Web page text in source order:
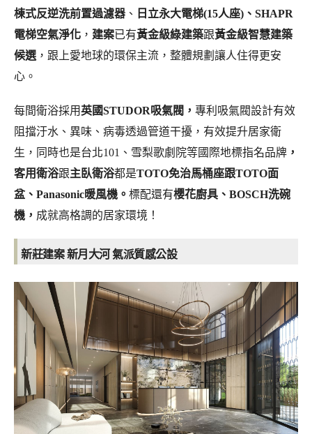
棟式反逆洗前置過濾器 、 日立永大電梯(15人座)、SHAPR
電梯空氣淨化 ， 建案已有黃金級綠建築跟黃金級智慧建築
候選 ，跟上愛地球的環保主流，整體規劃讓人住得更安
心。
每間衛浴採用英國STUDOR吸氣閥， 專利吸氣閥設計有效
阻擋汙水、異味、病毒透過管道干擾，有效提升居家衛
生，同時也是台北101、雪梨歌劇院等國際地標指名品牌 ，
客用衛浴跟主臥衛浴都是TOTO免治馬桶座跟TOTO面
盆、Panasonic暖風機。 標配還有櫻花廚具 、BOSCH洗碗
機， 成就高格調的居家環境！
新莊建案 新月大河氣派質感公設